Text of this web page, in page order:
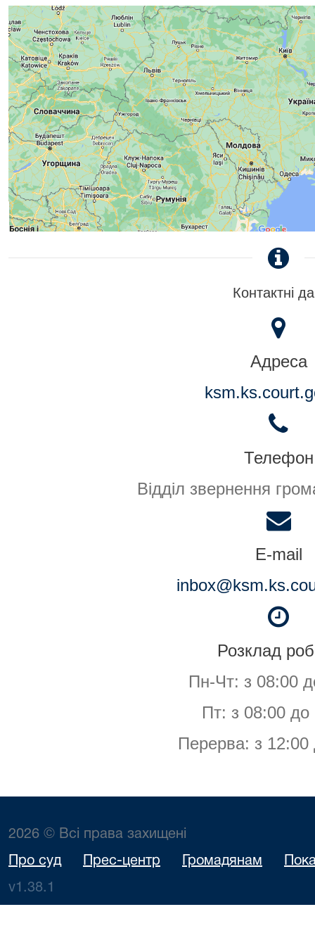
Контактні
Адреса
Телефон
Відділ звернення
E-mail
Розклад
Пн-Чт: з 08:00
Пт: з 08:00 до
Перерва: з 12:00
2026 © Всі права захищені
Про суд Прес-центр Громадянам
v1.38.1